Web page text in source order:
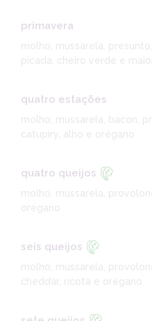
primavera
molho, mussarela,
picada, cheiro verde e
quatro estações
molho, mussarela, bacon,
catupiry, alho e orégano
quatro queijos
molho, mussarela,
seis queijos
molho, mussarela,
cheddar, ricota e orégano